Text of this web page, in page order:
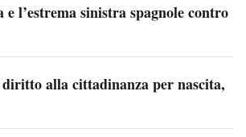
e l’estrema sinistra spagnole contro
alla cittadinanza per nascita,